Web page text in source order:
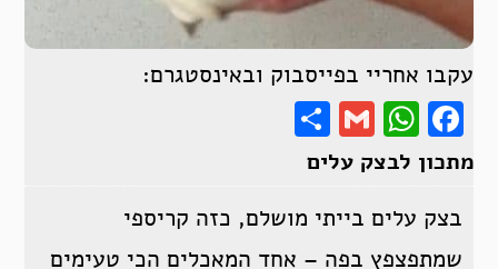
עקבו אחריי בפייסבוק ובאינסטגרם:
Facebook
WhatsApp
Gmail
מתכון לבצק עלים
בצק עלים בייתי מושלם, כזה קריספי
שמתפצפץ בפה – אחד המאכלים הכי טעימים